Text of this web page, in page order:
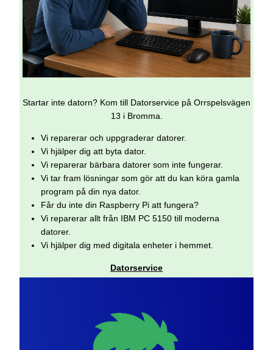
Startar inte datorn? Kom till Datorservice på Orrspelsvägen
13 i Bromma.
Vi reparerar och uppgraderar datorer.
Vi hjälper dig att byta dator.
Vi reparerar bärbara datorer som inte fungerar.
Vi tar fram lösningar som gör att du kan köra gamla
program på din nya dator.
Får du inte din Raspberry Pi att fungera?
Vi reparerar allt från IBM PC 5150 till moderna
datorer.
Vi hjälper dig med digitala enheter i hemmet.
Datorservice